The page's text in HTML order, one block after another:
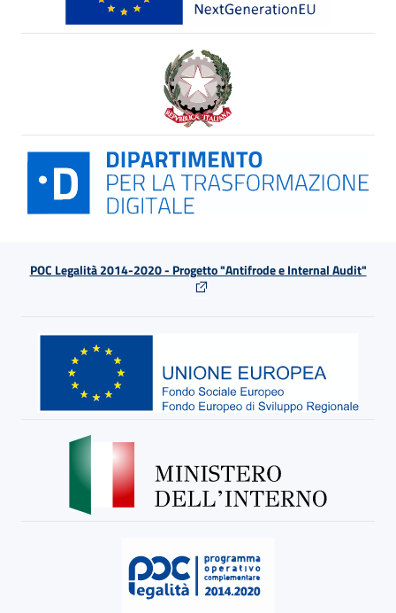
POC Legalità 2014-2020 - Progetto "Antifrode e Internal Audit"